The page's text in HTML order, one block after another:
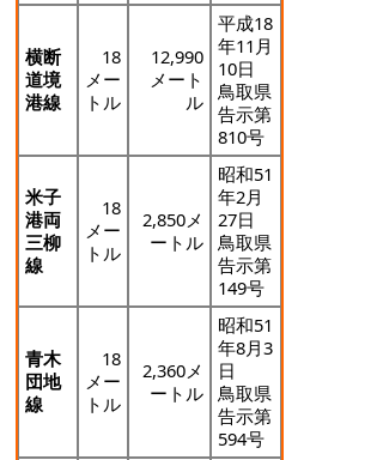
横断
道境
港線
18
メー
トル
12,990
メート
ル
平成18
年11月
10日
鳥取県
告示第
810号
米子
港両
三柳
線
18
メー
トル
2,850メ
ートル
昭和51
年2月
27日
鳥取県
告示第
149号
青木
団地
線
18
メー
トル
2,360メ
ートル
昭和51
年8月3
日
鳥取県
告示第
594号